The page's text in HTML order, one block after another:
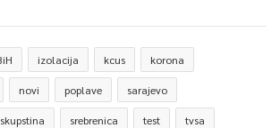
izolacija kcus korona
novi poplave sarajevo
skupstina srebrenica test tvsa